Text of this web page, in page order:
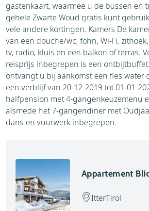
gastenkaart, waarmee u de bussen en
gehele Zwarte Woud gratis kunt
vele andere kortingen. Kamers De
van een douche/wc, föhn, Wi-Fi,
tv, radio, kluis en een balkon of terras.
reisprijs inbegrepen is een
ontvangt u bij aankomst een fles water
een verblijf van 20-12-2019 tot 01-01-
halfpension met 4-gangenkeuzemenu
alsmede het 7-gangendiner met
dans en vuurwerk inbegrepen.
© chalet.nl
Appartement
ItterTirol